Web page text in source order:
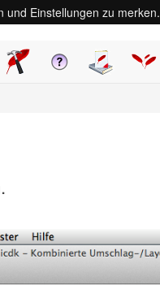
und Einstellungen zu merken.